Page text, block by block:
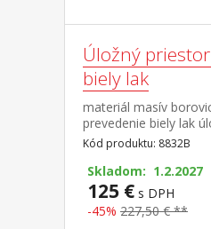
Úložný
biely lak
materiál masív
prevedenie biely lak
je možné využiť aj ako
prístelku odporúčaný
matraca 90 × 190
výška matraca
maximálne 15 cm
palande GIGA 8831B
Kód produktu: 8832B
Skladom: 1.2.2027
125 € s DPH
-45% 227,50 € **